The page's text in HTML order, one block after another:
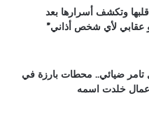
وتكشف أسرارها بعد
عقابي لأي شخص أذاني”
ضيائي.. محطات بارزة في
خلدت اسمه